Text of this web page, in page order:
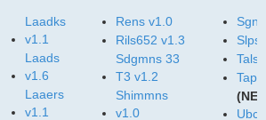
Laadks
v1.1
Laads
v1.6
Laaers
v1.1
Rens v1.0
Rils652 v1.3
Sdgmns 33
T3 v1.2
Shimmns
v1.0
Slps
Tals